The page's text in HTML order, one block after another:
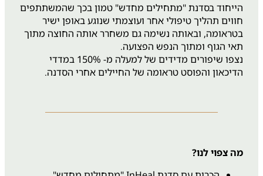
הייחוד בסדנת "מתחילים מחדש" טמון בכך שהמשתתפים
חווים תהליך טיפולי אחר ועוצמתי שנוגע באופן ישיר
בטראומה, ובאותה נשימה גם משחרר אותה החוצה מתוך
תאי הגוף ומתוך הנפש הפצועה.
נצפו שיפורים מדידים של למעלה מ- 150% במדדי
הדיכאון והפוסט טראומה של החיילים אחרי הסדנה.
מה צפוי לנו?